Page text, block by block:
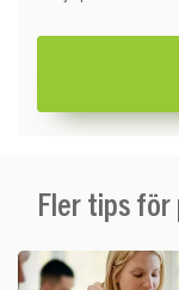
Fler tips för